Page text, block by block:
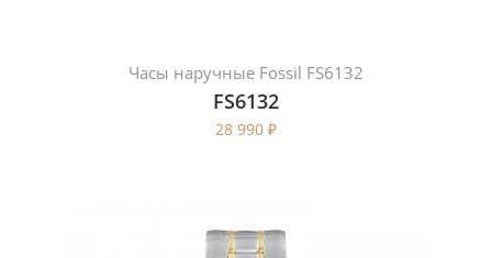
Часы наручные Fossil FS6132
FS6132
28 990 ₽